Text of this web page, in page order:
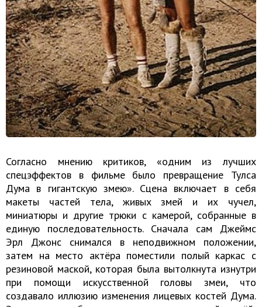
Согласно мнению критиков, «одним из лучших
спецэффектов в фильме было превращение Тулса
Дума в гигантскую змею». Сцена включает в себя
макеты частей тела, живых змей и их чучел,
миниатюры и другие трюки с камерой, собранные в
единую последовательность. Сначала сам Джеймс
Эрл Джонс снимался в неподвижном положении,
затем на место актёра поместили полый каркас с
резиновой маской, которая была вытолкнута изнутри
при помощи искусственной головы змеи, что
создавало иллюзию изменения лицевых костей Дума.